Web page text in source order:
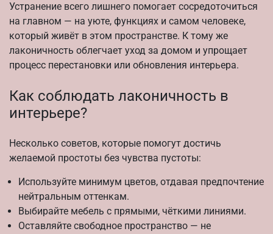
Устранение всего лишнего помогает сосредоточиться
на главном — на уюте, функциях и самом человеке,
который живёт в этом пространстве. К тому же
лаконичность облегчает уход за домом и упрощает
процесс перестановки или обновления интерьера.
Как соблюдать лаконичность в
интерьере?
Несколько советов, которые помогут достичь
желаемой простоты без чувства пустоты:
Используйте минимум цветов, отдавая предпочтение
нейтральным оттенкам.
Выбирайте мебель с прямыми, чёткими линиями.
Оставляйте свободное пространство — не